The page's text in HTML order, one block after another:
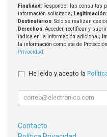
Finalidad: Responder las consultas
información solicitada; Legitimación
Destinatarios: Solo se realizan
Derechos: Acceder, rectificar y
indica en la información adicional;
la información completa de
Privacidad
He leído y acepto la
Contacto